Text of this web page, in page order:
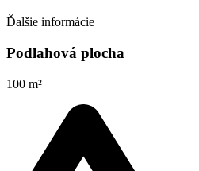
Ďalšie informácie
Podlahová plocha
100 m²